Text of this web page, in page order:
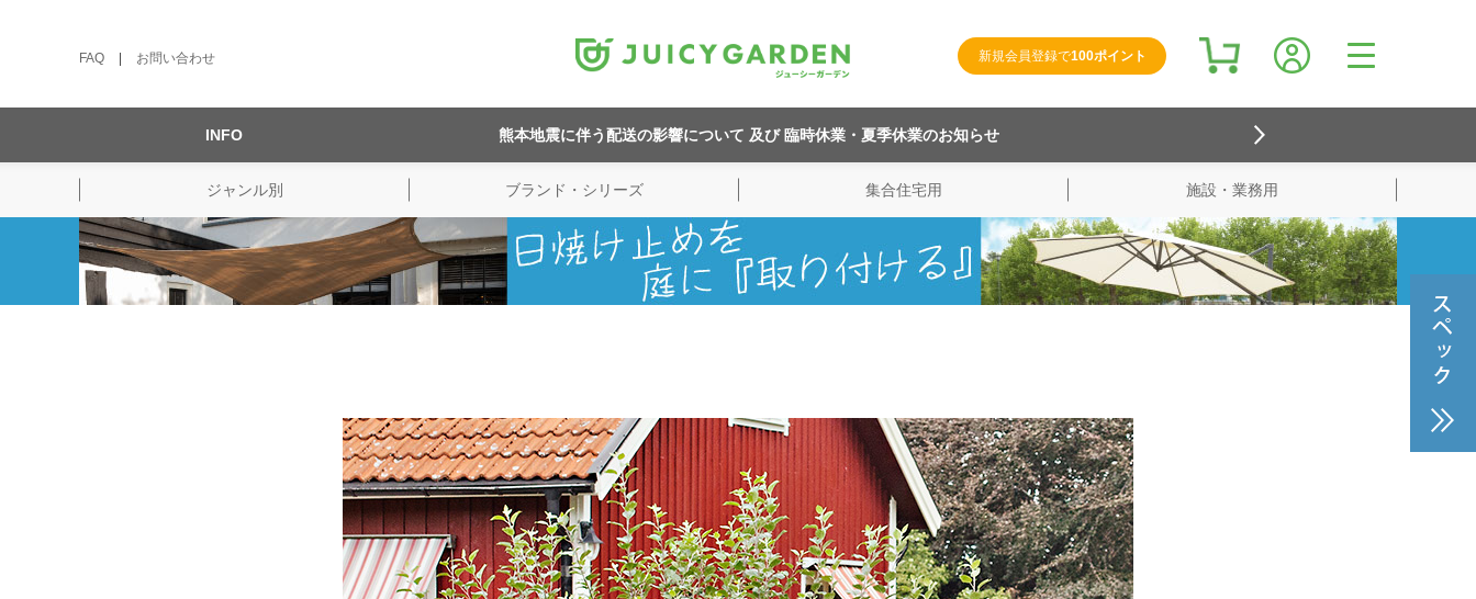
FAQ お問い合わせ 新規会員登録で100ポイント
検索
INFO 熊本地震に伴う配送の影響について 及び 臨時休業・夏季休業のお知らせ
ジャンル別 ブランド・シリーズ 集合住宅用 施設・業務用